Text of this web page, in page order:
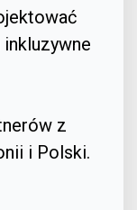
z
i Polski.